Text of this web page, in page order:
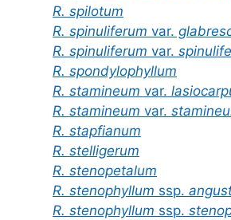
R. spilotum
R. spinuliferum var.
R. spinuliferum var.
R. spondylophyllum
R. stamineum var.
R. stamineum var.
R. stapfianum
R. stelligerum
R. stenopetalum
R. stenophyllum ssp.
R. stenophyllum ssp.